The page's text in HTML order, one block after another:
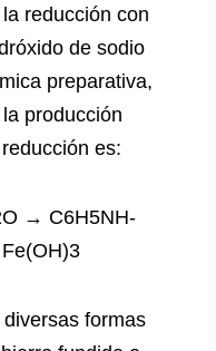
la reducción con
de sodio
preparativa,
producción
es:
→ C6H5NH-
formas